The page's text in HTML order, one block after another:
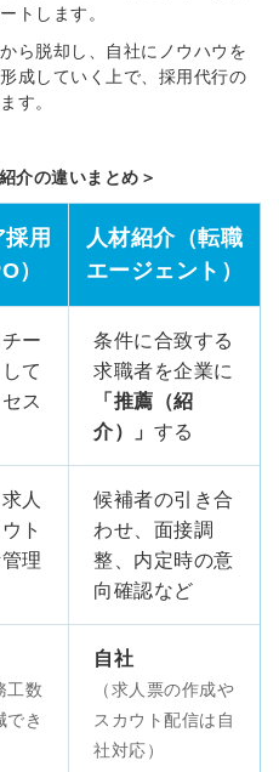
トします。
ら脱却し、自社にノウハウを
成していく上で、採用代行の
す。
介の違いまとめ＞
用
）
人材紹介（転職
エージェント）
ー
て
ス
条件に合致する
求職者を企業に
「推薦（紹
介）」 する
人
ト
理
候補者の引き合
わせ、面接調
整、内定時の意
向確認など
工数
でき
自社
（求人票の作成や
スカウト配信は自
社対応）